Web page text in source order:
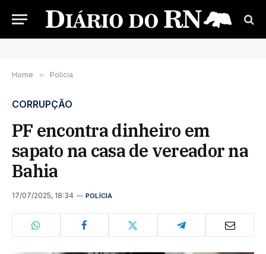
Home » Polícia
CORRUPÇÃO
PF encontra dinheiro em
sapato na casa de vereador na
Bahia
17/07/2025, 18:34 POLÍCIA